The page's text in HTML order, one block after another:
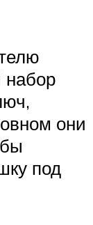
набор
они
под